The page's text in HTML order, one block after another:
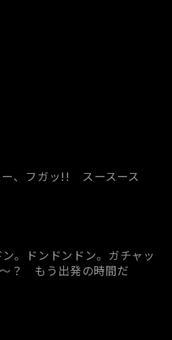
、フガッ!! スースース
。ドンドンドン。ガチャッ
～？ もう出発の時間だ